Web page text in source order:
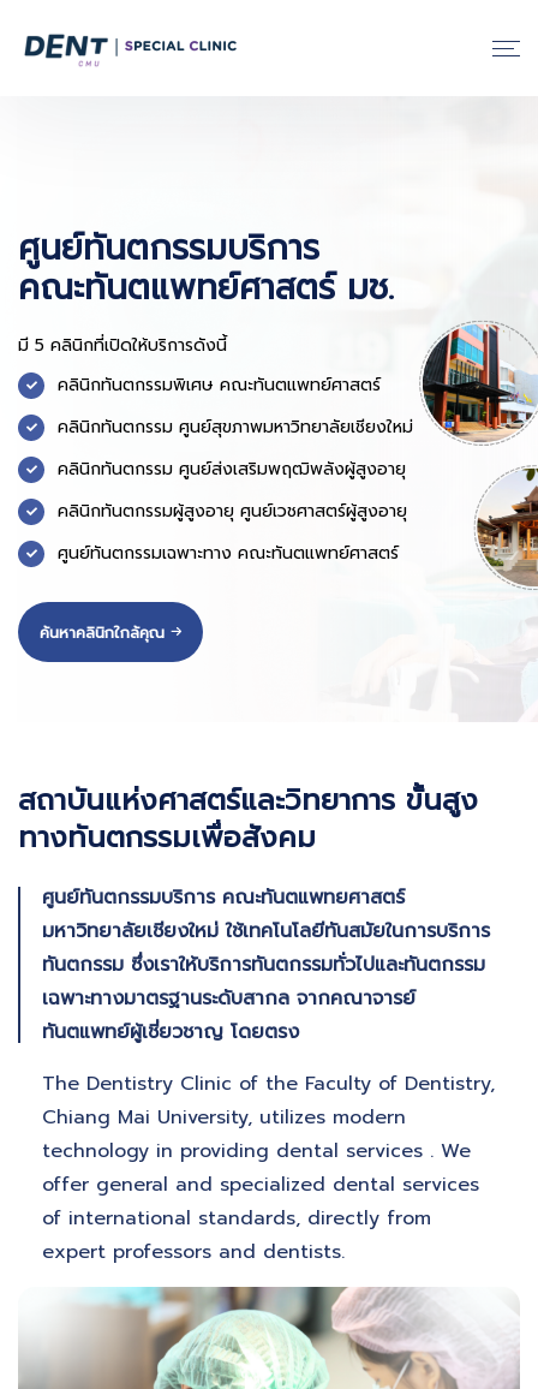
ศูนย์ทันตกรรมบริการ
คณะทันตแพทย์ศาสตร์ มช.
มี 5 คลินิกที่เปิดให้บริการดังนี้
คลินิกทันตกรรมพิเศษ คณะทันตแพทย์ศาสตร์
คลินิกทันตกรรม ศูนย์สุขภาพมหาวิทยาลัยเชียงใหม่
คลินิกทันตกรรม ศูนย์ส่งเสริมพฤฒิพลังผู้สูงอายุ
คลินิกทันตกรรมผู้สูงอายุ ศูนย์เวชศาสตร์ผู้สูงอายุ
ศูนย์ทันตกรรมเฉพาะทาง คณะทันตแพทย์ศาสตร์
ค้นหาคลินิกใกล้คุณ
สถาบันแห่งศาสตร์และวิทยาการ ขั้นสูง
ทางทันตกรรมเพื่อสังคม
ศูนย์ทันตกรรมบริการ คณะทันตแพทยศาสตร์
มหาวิทยาลัยเชียงใหม่ ใช้เทคโนโลยีทันสมัยในการบริการ
ทันตกรรม ซึ่งเราให้บริการทันตกรรมทั่วไปและทันตกรรม
เฉพาะทางมาตรฐานระดับสากล จากคณาจารย์
ทันตแพทย์ผู้เชี่ยวชาญ โดยตรง
The Dentistry Clinic of the Faculty of Dentistry,
Chiang Mai University, utilizes modern
technology in providing dental services . We
offer general and specialized dental services
of international standards, directly from
expert professors and dentists.